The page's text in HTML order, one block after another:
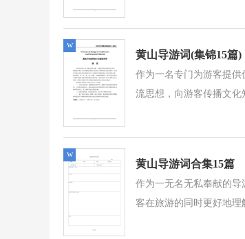
黄山导游词(集锦15篇)
作为一名专门为游客提
流思想，向游客传播文
w
黄山导游词合集15篇
作为一无名无私奉献的
客在旅游的同时更好地
w